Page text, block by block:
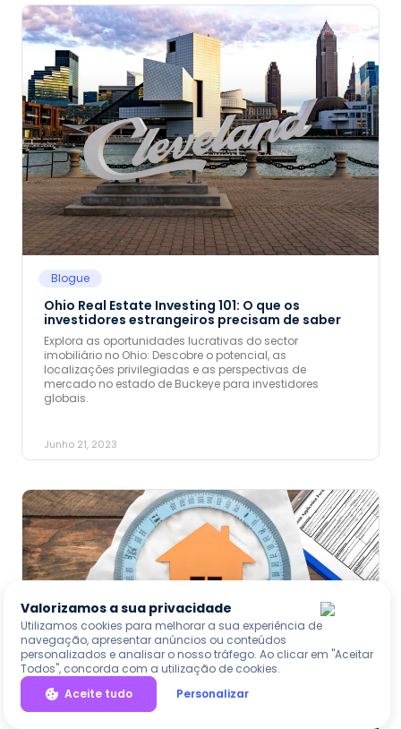
Valorizamos a sua privacidade
Utilizamos cookies para melhorar a sua experiência de
navegação, apresentar anúncios ou conteúdos
personalizados e analisar o nosso tráfego. Ao clicar em "Aceitar
Todos", concorda com a utilização de cookies.
Personalizar
Aceite tudo
Blogue
Ohio Real Estate Investing 101: O que os
investidores estrangeiros precisam de saber
Explora as oportunidades lucrativas do sector
imobiliário no Ohio: Descobre o potencial, as
localizações privilegiadas e as perspectivas de
mercado no estado de Buckeye para investidores
globais.
Junho 21, 2023